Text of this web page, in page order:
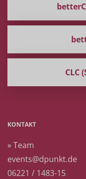
CLC
KONTAKT
» Team
events@dpunkt.de
06221 / 1483-15